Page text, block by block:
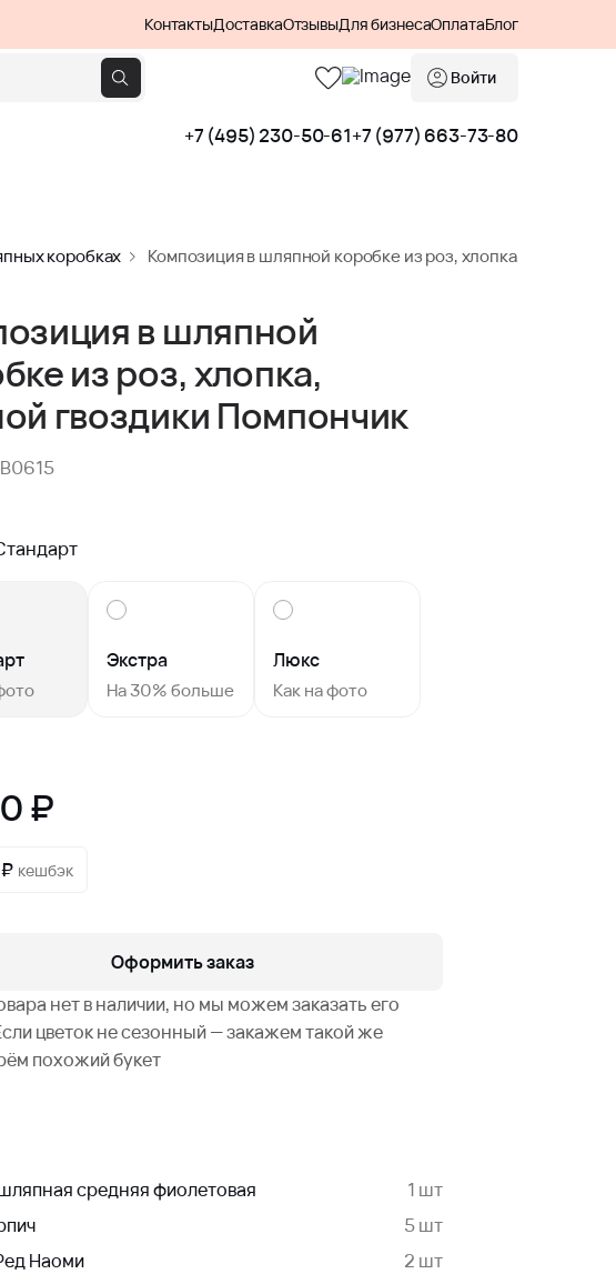
КонтактыДоставкаОтзывыДля бизнесаОплатаБлог
Войти
+7 (495) 230-50-61+7 (977) 663-73-80
коробках Композиция в шляпной коробке из роз, хлопка, лунной
в шляпной
из роз, хлопка,
гвоздики Помпончик
Экстра
На 30% больше
Люкс
Как на фото
₽
кешбэк
Оформить заказ
нет в наличии, но мы можем заказать его
цветок не сезонный — закажем такой же
похожий букет
средняя фиолетовая
1 шт
5 шт
Наоми
2 шт